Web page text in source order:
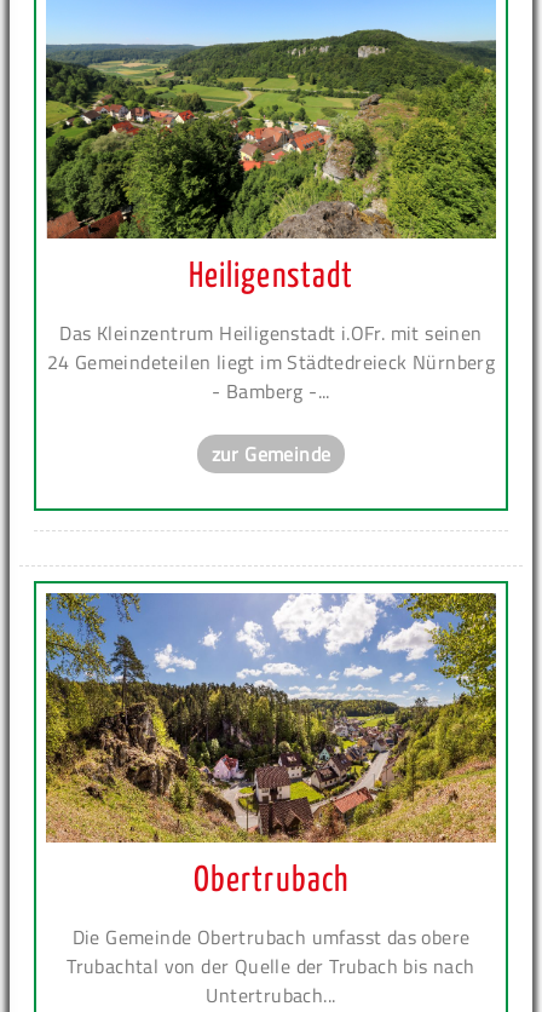
Heiligenstadt
Das Kleinzentrum Heiligenstadt i.OFr. mit seinen
24 Gemeindeteilen liegt im Städtedreieck Nürnberg
- Bamberg -...
zur Gemeinde
Obertrubach
Die Gemeinde Obertrubach umfasst das obere
Trubachtal von der Quelle der Trubach bis nach
Untertrubach...